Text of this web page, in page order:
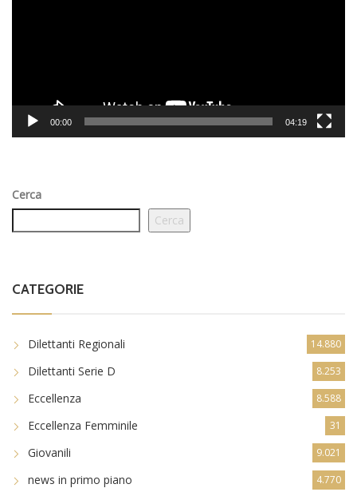
00:00 04:19
Cerca
Cerca
CATEGORIE
Dilettanti Regionali 14.880
Dilettanti Serie D 8.253
Eccellenza 8.588
Eccellenza Femminile 31
Giovanili 9.021
news in primo piano 4.770